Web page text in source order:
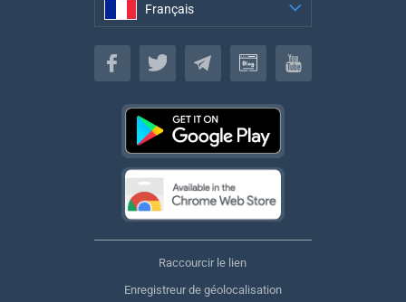
Français
Français
Raccourcir le lien
Enregistreur de géolocalisation